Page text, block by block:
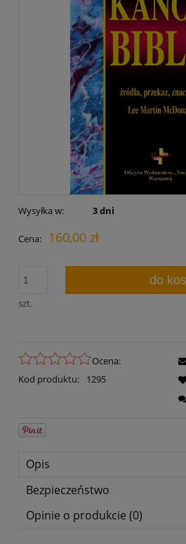
Wysyłka w: 3 dni
Cena: 160,00 zł
szt.
do
Ocena:
Kod produktu:
1295
Opis
Bezpieczeństwo
Opinie o produkcie (0)